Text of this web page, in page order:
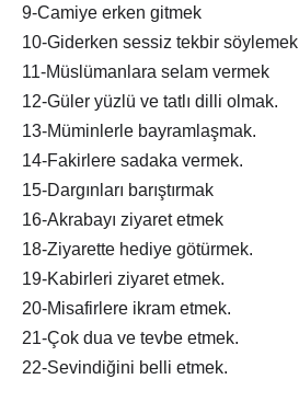
9-Camiye erken gitmek
10-Giderken sessiz tekbir söylemek
11-Müslümanlara selam vermek
12-Güler yüzlü ve tatlı dilli olmak.
13-Müminlerle bayramlaşmak.
14-Fakirlere sadaka vermek.
15-Dargınları barıştırmak
16-Akrabayı ziyaret etmek
18-Ziyarette hediye götürmek.
19-Kabirleri ziyaret etmek.
20-Misafirlere ikram etmek.
21-Çok dua ve tevbe etmek.
22-Sevindiğini belli etmek.